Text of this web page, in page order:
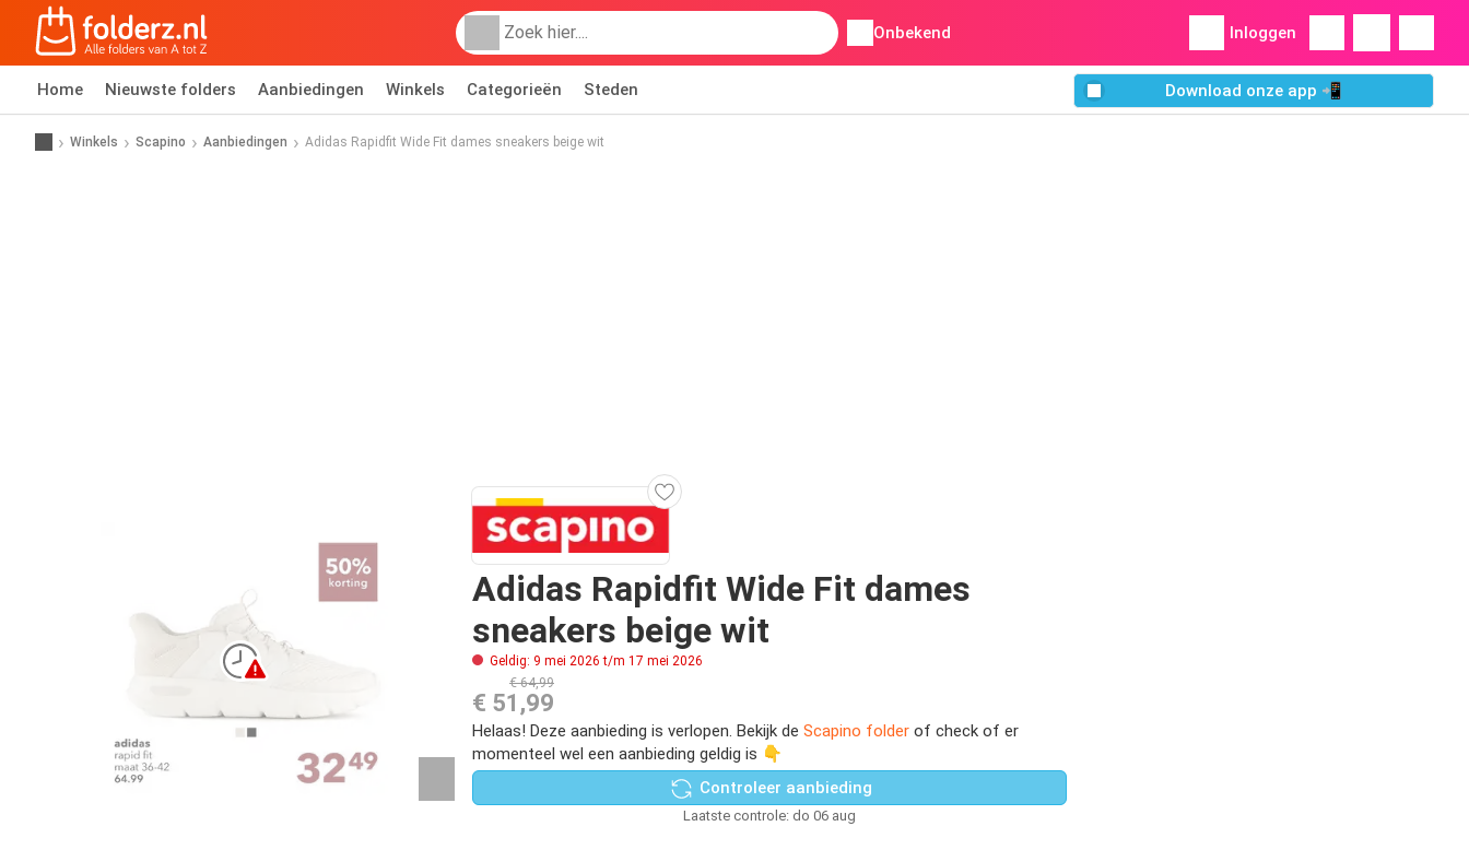
Onbekend Inloggen
Home Nieuwste folders Aanbiedingen Winkels Categorieën Steden Download onze app 📲
Winkels Scapino Aanbiedingen Adidas Rapidfit Wide Fit dames sneakers beige wit
Adidas Rapidfit Wide Fit dames
sneakers beige wit
Geldig: 9 mei 2026 t/m 17 mei 2026
€ 64,99
€ 51,99
Helaas! Deze aanbieding is verlopen. Bekijk de Scapino folder of check of er
momenteel wel een aanbieding geldig is 👇
Controleer aanbieding
Laatste controle: do 06 aug